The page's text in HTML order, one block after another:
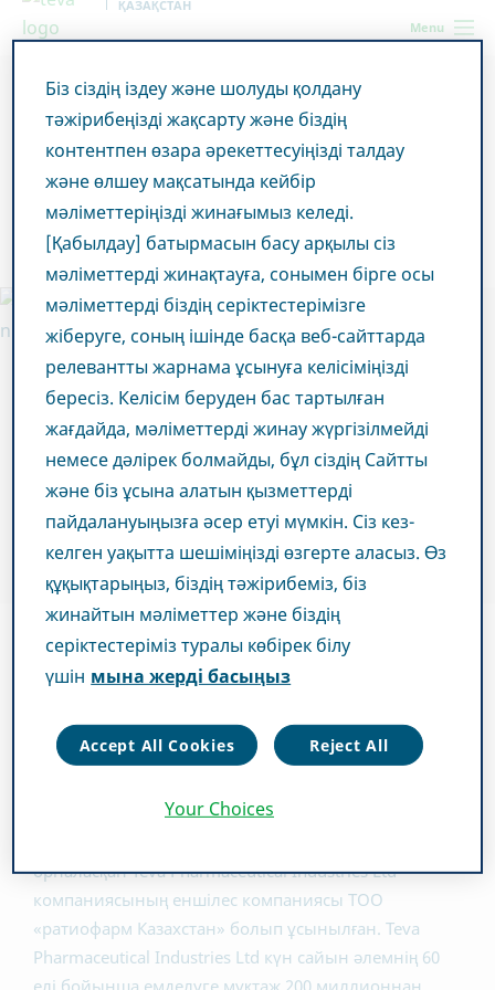
Menu
ҚАЗАҚСТАН
Kazakhstan Teva туралы ақпарат
Компания туралы
мәліметтер
Компания туралы
мәліметтер
Қажеттіліктеріңізге бағытталған
Қарапайым, бірыңғай Teva емделушілерге икемді
орналасқан Teva Pharmaceutical Industries Ltd
компаниясының еншілес компаниясы ТОО
«ратиофарм Казахстан» болып ұсынылған. Teva
Pharmaceutical Industries Ltd күн сайын әлемнің 60
Біз сіздің іздеу және шолуды қолдану
тәжірибеңізді жақсарту және біздің
контентпен өзара әрекеттесуіңізді талдау
және өлшеу мақсатында кейбір
мәліметтеріңізді жинағымыз келеді.
[Қабылдау] батырмасын басу арқылы сіз
мәліметтерді жинақтауға, сонымен бірге осы
мәліметтерді біздің серіктестерімізге
жіберуге, соның ішінде басқа веб-сайттарда
релевантты жарнама ұсынуға келісіміңізді
бересіз. Келісім беруден бас тартылған
жағдайда, мәліметтерді жинау жүргізілмейді
немесе дәлірек болмайды, бұл сіздің Сайтты
және біз ұсына алатын қызметтерді
пайдалануыңызға әсер етуі мүмкін. Сіз кез-
келген уақытта шешіміңізді өзгерте аласыз. Өз
құқықтарыңыз, біздің тәжірибеміз, біз
жинайтын мәліметтер және біздің
серіктестеріміз туралы көбірек білу
үшін мына жерді басыңыз
Accept All Cookies Reject All
Your Choices